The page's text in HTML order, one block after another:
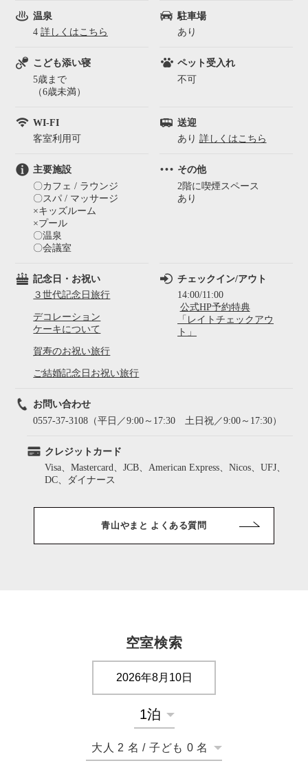
温泉
4 詳しくはこちら
駐車場
あり
こども添い寝
5歳まで
（6歳未満）
ペット受入れ
不可
WI-FI
客室利用可
送迎
あり 詳しくはこちら
主要施設
〇カフェ / ラウンジ
〇スパ / マッサージ
×キッズルーム
×プール
〇温泉
〇会議室
その他
2階に喫煙スペース
あり
記念日・お祝い
３世代記念日旅行
デコレーション
ケーキについて
賀寿のお祝い旅行
ご結婚記念日お祝い旅行
チェックイン/アウト
14:00/11:00
公式HP予約特典
「レイトチェックアウ
ト」
お問い合わせ
0557-37-3108（平日／9:00～17:30 土日祝／9:00～17:30）
クレジットカード
Visa、Mastercard、JCB、American Express、Nicos、UFJ、
DC、ダイナース
青山やまと よくある質問
空室検索
大人 2 名 / 子ども 0 名